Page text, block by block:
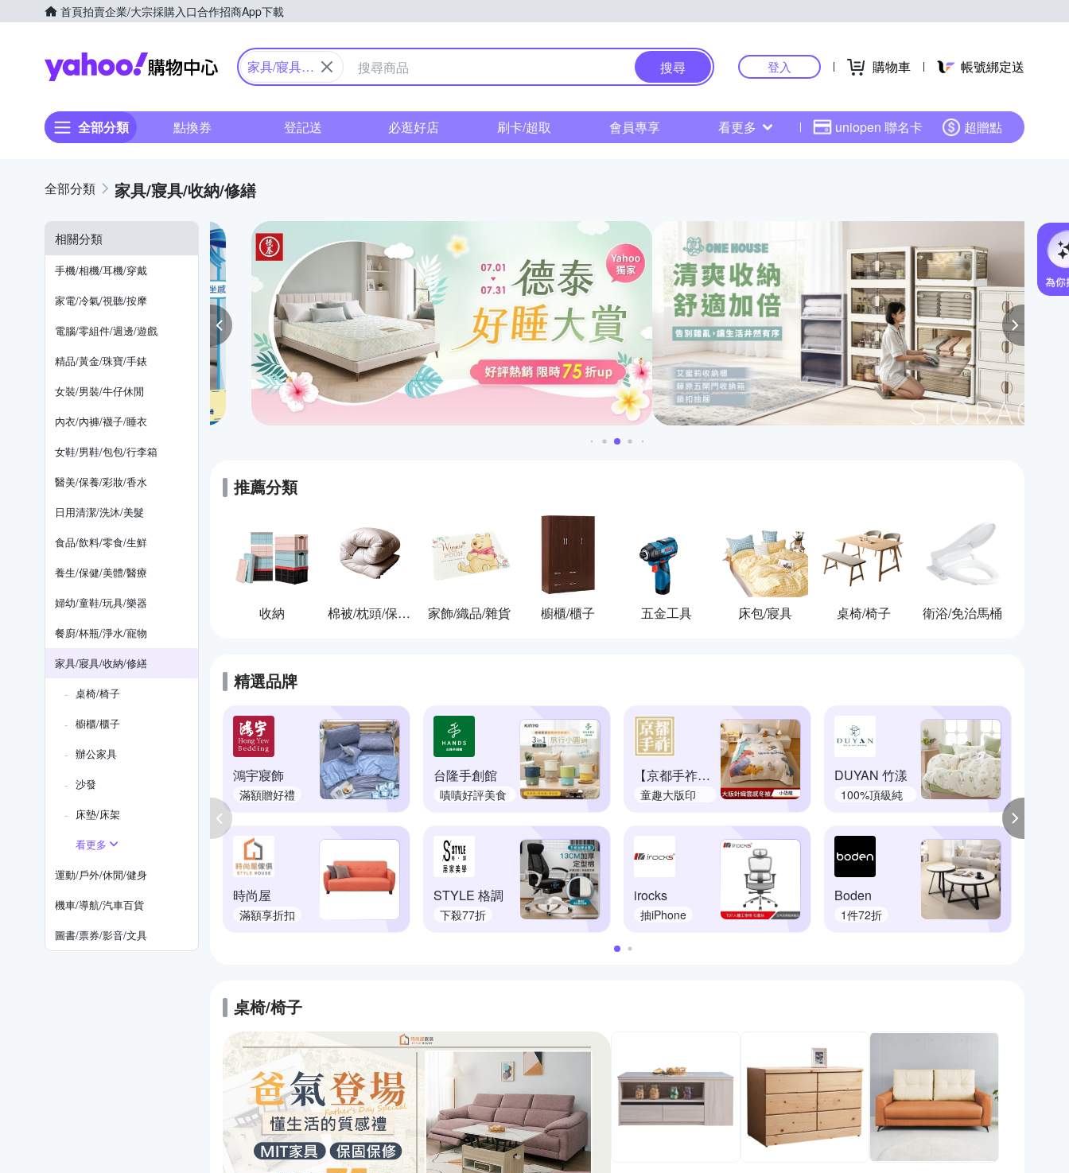
首頁拍賣企業/大宗採購入口合作招商App下載
Yahoo購物中心
家具/寢具/
搜尋 登入 購物車 帳號綁定送
全部分類 點換券 登記送 必逛好店 刷卡/超取 會員專享 看更多 uniopen 聯名卡 超贈點
家具/寢具/收納/修繕
相關分類
手機/相機/耳機/穿戴
家電/冷氣/視聽/按摩
電腦/零組件/週邊/遊戲
精品/黃金/珠寶/手錶
女裝/男裝/牛仔休閒
內衣/內褲/襪子/睡衣
女鞋/男鞋/包包/行李箱
醫美/保養/彩妝/香水
日用清潔/洗沐/美髮
食品/飲料/零食/生鮮
養生/保健/美體/醫療
婦幼/童鞋/玩具/樂器
餐廚/杯瓶/淨水/寵物
家具/寢具/收納/修繕
桌椅/椅子
櫥櫃/櫃子
辦公家具
沙發
床墊/床架
看更多
運動/戶外/休閒/健身
機車/導航/汽車百貨
圖書/票券/影音/文具
推薦分類
收納 棉被/枕頭/保潔墊 家飾/織品/雜貨 櫥櫃/櫃子 五金工具 床包/寢具 桌椅/椅子 衛浴/免治馬桶
精選品牌
鴻宇寢飾
滿額贈好禮
台隆手創館
嘖嘖好評美食
【京都手祚】日系
童趣大版印
DUYAN 竹漾
100%頂級純
時尚屋
滿額享折扣
STYLE 格調
下殺77折
irocks
抽iPhone
Boden
1件72折
桌椅/椅子